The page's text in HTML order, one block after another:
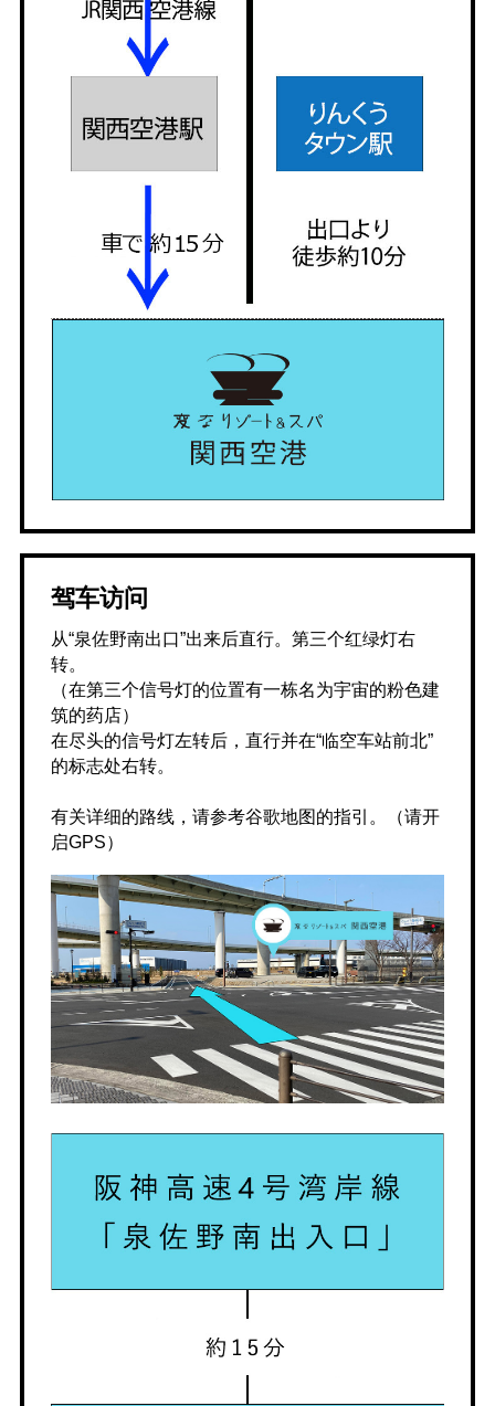
驾车访问
从“泉佐野南出口”出来后直行。第三个红绿灯右
转。
（在第三个信号灯的位置有一栋名为宇宙的粉色建
筑的药店）
在尽头的信号灯左转后，直行并在“临空车站前北”
的标志处右转。
有关详细的路线，请参考谷歌地图的指引。（请开
启GPS）